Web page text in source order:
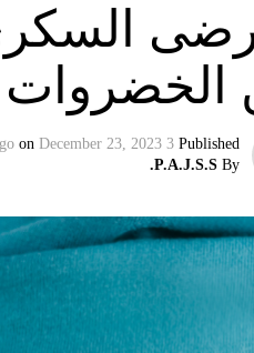
Published
3 years ago
on December 23, 2023
By
P.A.J.S.S.